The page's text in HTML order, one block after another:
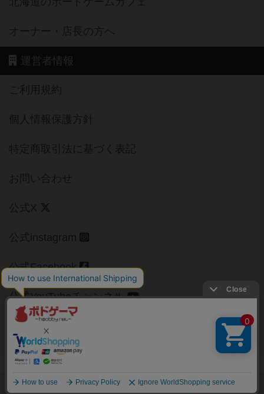
オーナー・店長の方へ
運営者情報
ご利用規約
個人情報保護方針
特定商取引法に基づく表記
お問い合わせ
公式X
公式instagram
公式Facebook
公式YouTubeチャンネル